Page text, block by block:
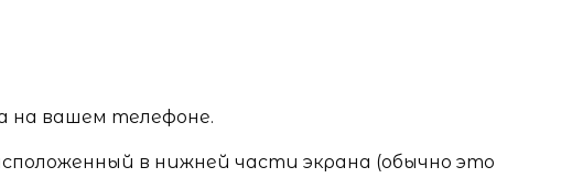
на вашем телефоне.
в нижней части экрана (обычно это